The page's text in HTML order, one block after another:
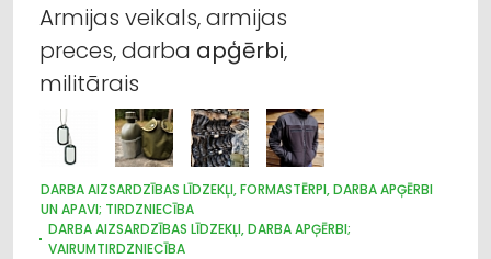
Armijas veikals, armijas
preces, darba apģērbi,
militārais
DARBA AIZSARDZĪBAS LĪDZEKĻI, FORMASTĒRPI, DARBA APĢĒRBI
UN APAVI; TIRDZNIECĪBA
DARBA AIZSARDZĪBAS LĪDZEKĻI, DARBA APĢĒRBI;
VAIRUMTIRDZNIECĪBA